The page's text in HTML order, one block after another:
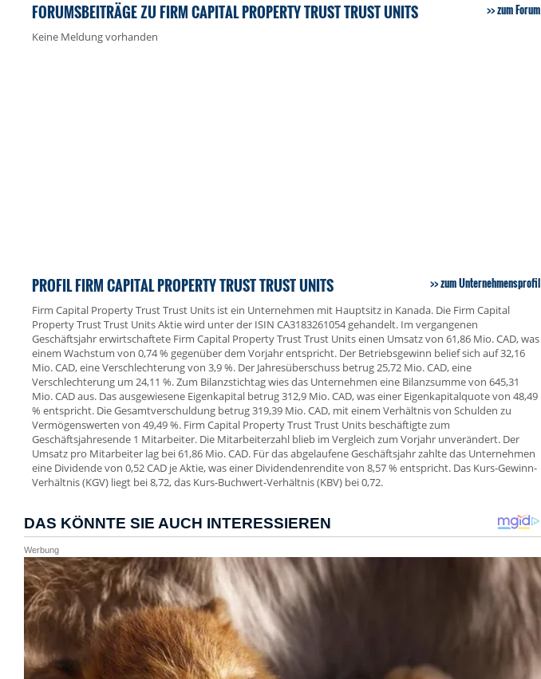
FORUMSBEITRÄGE ZU FIRM CAPITAL PROPERTY TRUST TRUST UNITS zum Forum
Keine Meldung vorhanden
PROFIL FIRM CAPITAL PROPERTY TRUST TRUST UNITS zum Unternehmensprofil
Firm Capital Property Trust Trust Units ist ein Unternehmen mit Hauptsitz in Kanada. Die Firm Capital
Property Trust Trust Units Aktie wird unter der ISIN CA3183261054 gehandelt. Im vergangenen
Geschäftsjahr erwirtschaftete Firm Capital Property Trust Trust Units einen Umsatz von 61,86 Mio. CAD, was
einem Wachstum von 0,74 % gegenüber dem Vorjahr entspricht. Der Betriebsgewinn belief sich auf 32,16
Mio. CAD, eine Verschlechterung von 3,9 %. Der Jahresüberschuss betrug 25,72 Mio. CAD, eine
Verschlechterung um 24,11 %. Zum Bilanzstichtag wies das Unternehmen eine Bilanzsumme von 645,31
Mio. CAD aus. Das ausgewiesene Eigenkapital betrug 312,9 Mio. CAD, was einer Eigenkapitalquote von 48,49
% entspricht. Die Gesamtverschuldung betrug 319,39 Mio. CAD, mit einem Verhältnis von Schulden zu
Vermögenswerten von 49,49 %. Firm Capital Property Trust Trust Units beschäftigte zum
Geschäftsjahresende 1 Mitarbeiter. Die Mitarbeiterzahl blieb im Vergleich zum Vorjahr unverändert. Der
Umsatz pro Mitarbeiter lag bei 61,86 Mio. CAD. Für das abgelaufene Geschäftsjahr zahlte das Unternehmen
eine Dividende von 0,52 CAD je Aktie, was einer Dividendenrendite von 8,57 % entspricht. Das Kurs-Gewinn-
Verhältnis (KGV) liegt bei 8,72, das Kurs-Buchwert-Verhältnis (KBV) bei 0,72.